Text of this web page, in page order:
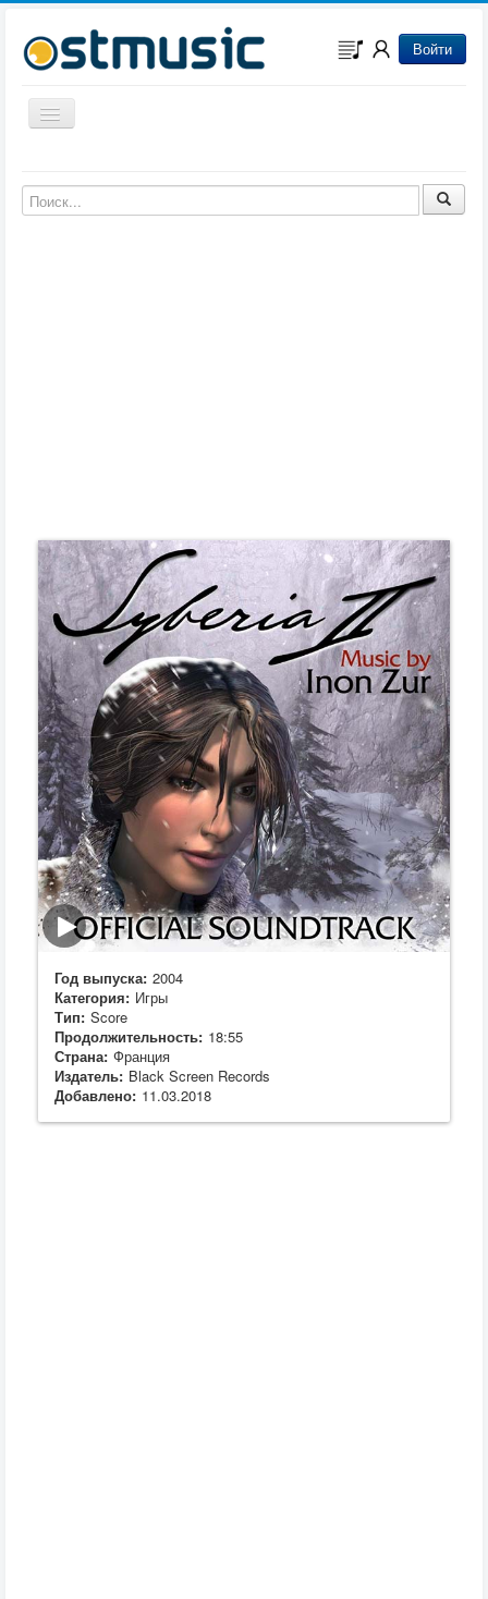
Войти
Включить/выключить навигацию
Музыка из мультфильмов
Музыка из сериалов
Год выпуска: 2004
Категория: Игры
Тип: Score
Продолжительность: 18:55
Страна: Франция
Издатель: Black Screen Records
Добавлено: 11.03.2018